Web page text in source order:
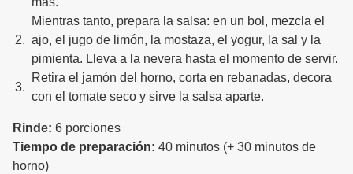
Mientras tanto, prepara la salsa: en un bol, mezcla el
ajo, el jugo de limón, la mostaza, el yogur, la sal y la
pimienta. Lleva a la nevera hasta el momento de servir.
Retira el jamón del horno, corta en rebanadas, decora
con el tomate seco y sirve la salsa aparte.
Rinde: 6 porciones
Tiempo de preparación: 40 minutos (+ 30 minutos de
horno)